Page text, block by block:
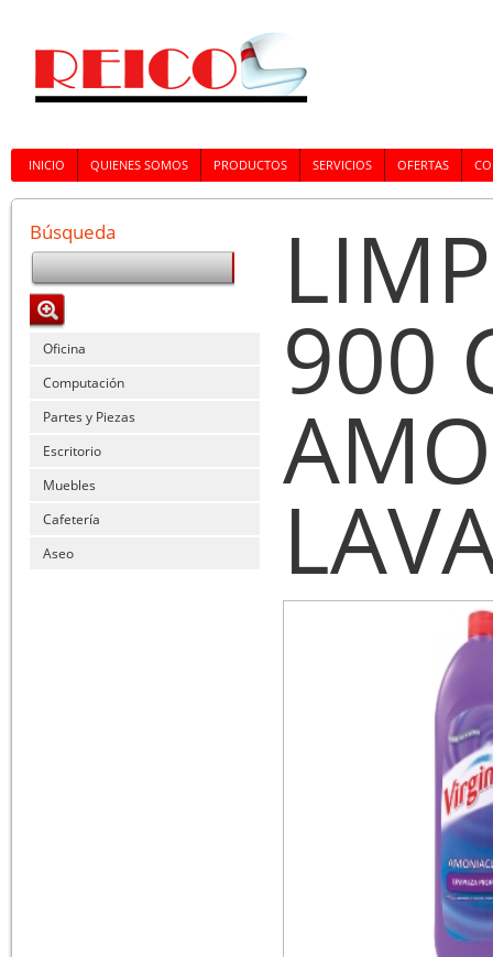
INICIO QUIENES SOMOS PRODUCTOS SERVICIOS OFERTAS
Búsqueda
Oficina
Computación
Partes y Piezas
Escritorio
Muebles
Cafetería
Aseo
900